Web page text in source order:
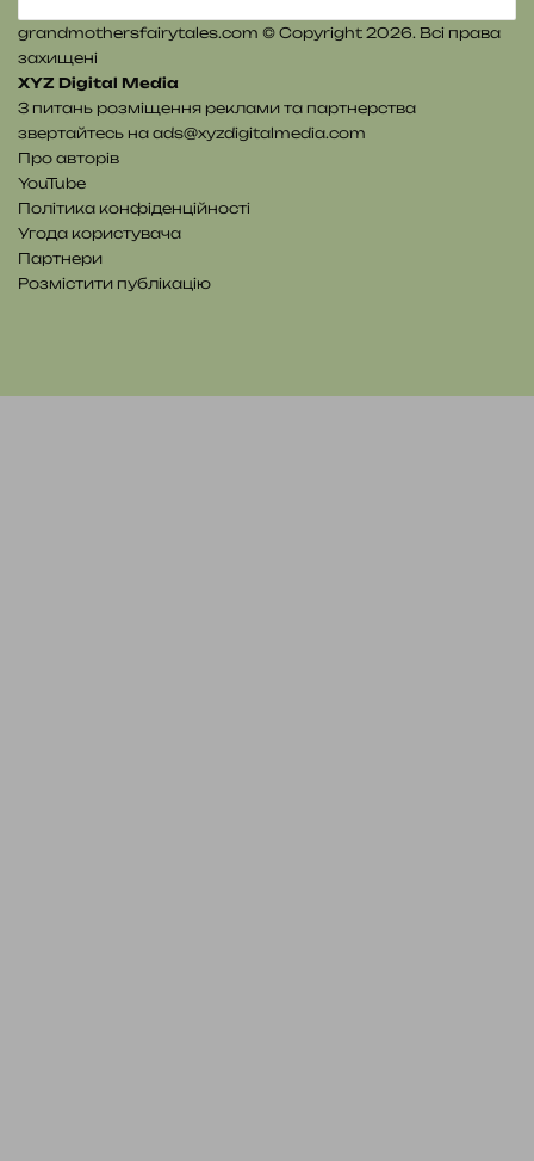
grandmothersfairytales.com © Copyright 2026. Всі права
захищені
XYZ Digital Media
З питань розміщення реклами та партнерства
звертайтесь на ads@xyzdigitalmedia.com
Про авторів
YouTube
Політика конфіденційності
Угода користувача
Партнери
Розмістити публікацію